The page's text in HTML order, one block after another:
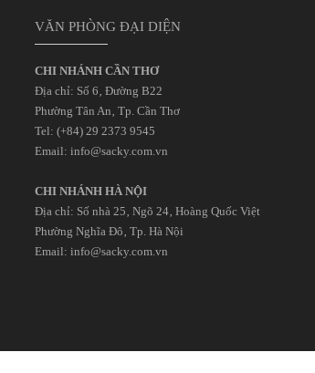
VĂN PHÒNG ĐẠI DIỆN
CHI NHÁNH CẦN THƠ
Địa chỉ: Số 6‚ Đường B22
Phường Tân An‚ Tp. Cần Thơ
Tel: (+84) 29 2373 9545
Email: info@sacky.com.vn
CHI NHÁNH HÀ NỘI
Địa chỉ: Số nhà 25‚ Ngõ 24‚ Hoàng Quốc Việt
Phường Nghĩa Đô‚ Tp. Hà Nội
Email: info@sacky.com.vn